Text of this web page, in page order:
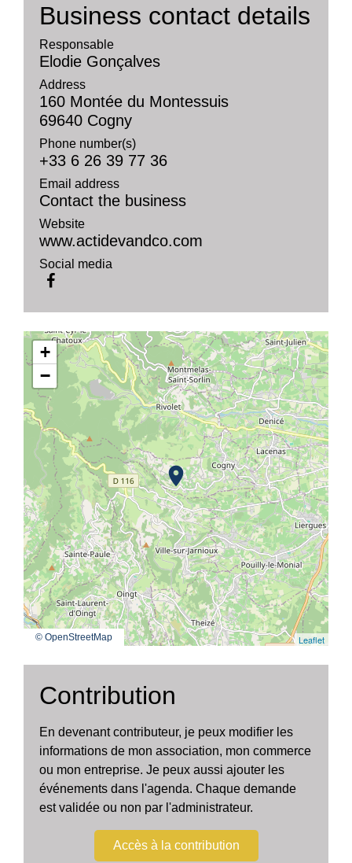
Business contact details
Responsable
Elodie Gonçalves
Address
160 Montée du Montessuis
69640 Cogny
Phone number(s)
+33 6 26 39 77 36
Email address
Contact the business
Website
www.actidevandco.com
Social media
location_on
+
−
Leaflet
© OpenStreetMap
Contribution
En devenant contributeur, je peux modifier les
informations de mon association, mon commerce
ou mon entreprise. Je peux aussi ajouter les
événements dans l'agenda. Chaque demande
est validée ou non par l'administrateur.
Accès à la contribution